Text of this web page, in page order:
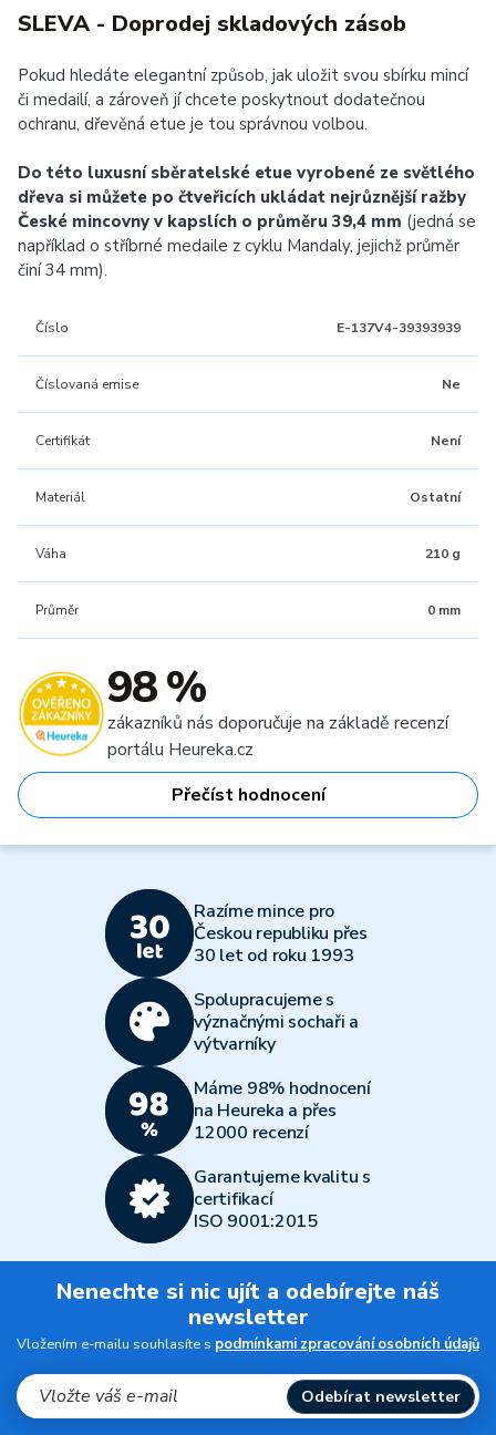
SLEVA - Doprodej skladových zásob
Pokud hledáte elegantní způsob, jak uložit svou sbírku mincí
či medailí, a zároveň jí chcete poskytnout dodatečnou
ochranu, dřevěná etue je tou správnou volbou.
Do této luxusní sběratelské etue vyrobené ze světlého
dřeva si můžete po čtveřicích ukládat nejrůznější ražby
České mincovny v kapslích o průměru 39,4 mm (jedná se
například o stříbrné medaile z cyklu Mandaly, jejichž průměr
činí 34 mm).
Číslo E-137V4-39393939
Číslovaná emise Ne
Certifikát Není
Materiál Ostatní
Váha 210 g
Průměr 0 mm
98 %
zákazníků nás doporučuje na základě recenzí
portálu Heureka.cz
Přečíst hodnocení
Razíme mince pro
Českou republiku přes
30 let od roku 1993
Spolupracujeme s
význačnými sochaři a
výtvarníky
Máme 98% hodnocení
na Heureka a přes
12000 recenzí
Garantujeme kvalitu s
certifikací
ISO 9001:2015
Nenechte si nic ujít a odebírejte náš
newsletter
Vložením e-mailu souhlasíte s podmínkami zpracování osobních údajů
Odebírat newsletter